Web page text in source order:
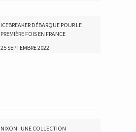
ICEBREAKER DÉBARQUE POUR LE
PREMIÈRE FOIS EN FRANCE
25 SEPTEMBRE 2022
NIXON : UNE COLLECTION